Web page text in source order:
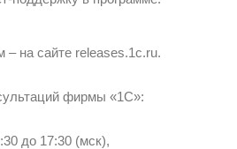
– на сайте releases.1c.ru.
фирмы «1С»:
до 17:30 (мск),